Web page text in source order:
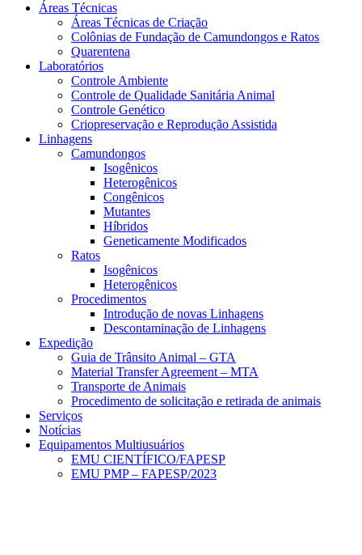
Áreas Técnicas
Áreas Técnicas de Criação
Colônias de Fundação de Camundongos e Ratos
Quarentena
Laboratórios
Controle Ambiente
Controle de Qualidade Sanitária Animal
Controle Genético
Criopreservação e Reprodução Assistida
Linhagens
Camundongos
Isogênicos
Heterogênicos
Congênicos
Mutantes
Híbridos
Geneticamente Modificados
Ratos
Isogênicos
Heterogênicos
Procedimentos
Introdução de novas Linhagens
Descontaminação de Linhagens
Expedição
Guia de Trânsito Animal – GTA
Material Transfer Agreement – MTA
Transporte de Animais
Procedimento de solicitação e retirada de animais
Serviços
Notícias
Equipamentos Multiusuários
EMU CIENTÍFICO/FAPESP
EMU PMP – FAPESP/2023